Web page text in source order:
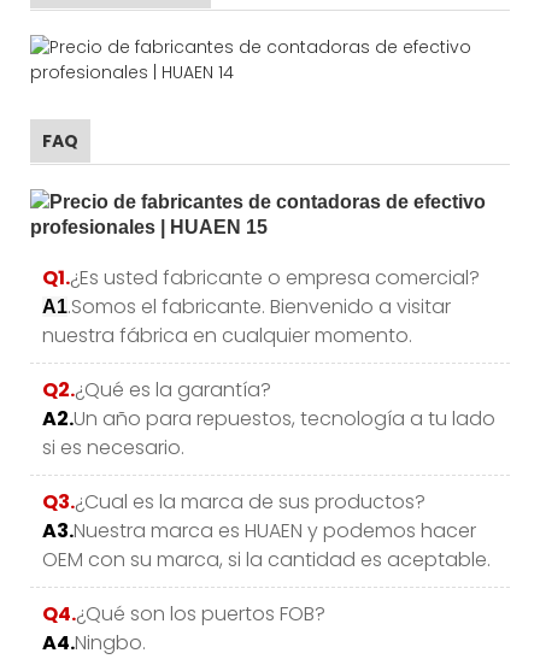
FAQ
Q1.¿Es usted fabricante o empresa comercial?
A1.Somos el fabricante. Bienvenido a visitar
nuestra fábrica en cualquier momento.
Q2.¿Qué es la garantía?
A2.Un año para repuestos, tecnología a tu lado
si es necesario.
Q3.¿Cual es la marca de sus productos?
A3.Nuestra marca es HUAEN y podemos hacer
OEM con su marca, si la cantidad es aceptable.
Q4.¿Qué son los puertos FOB?
A4.Ningbo.